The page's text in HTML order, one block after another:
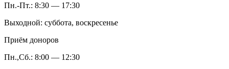
Пн.-Пт.: 8:30 — 17:30
Выходной: суббота, воскресенье
Приём доноров
Пн.,Сб.: 8:00 — 12:30